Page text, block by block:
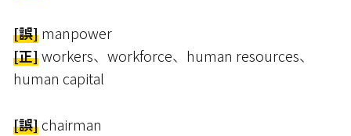
[誤]manpower
[正]workers、workforce、human resources、
human capital
[誤]chairman